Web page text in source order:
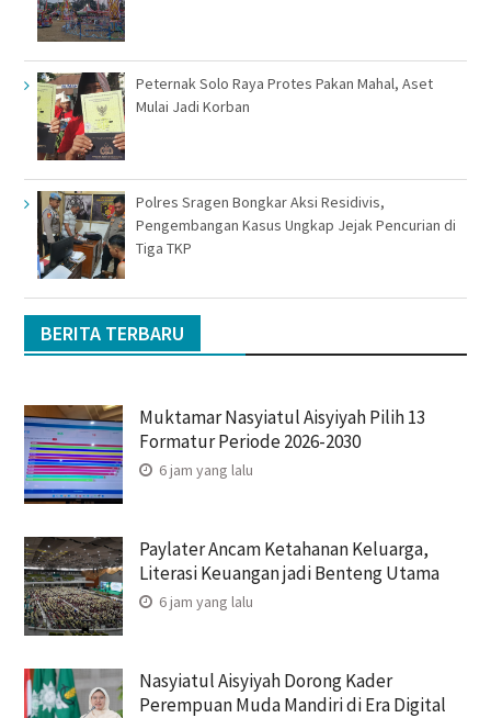
Peternak Solo Raya Protes Pakan Mahal, Aset
Mulai Jadi Korban
Polres Sragen Bongkar Aksi Residivis,
Pengembangan Kasus Ungkap Jejak Pencurian di
Tiga TKP
BERITA TERBARU
Muktamar Nasyiatul Aisyiyah Pilih 13
Formatur Periode 2026-2030
6 jam yang lalu
Paylater Ancam Ketahanan Keluarga,
Literasi Keuangan jadi Benteng Utama
6 jam yang lalu
Nasyiatul Aisyiyah Dorong Kader
Perempuan Muda Mandiri di Era Digital